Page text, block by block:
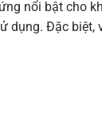
nổi bật cho
dụng. Đặc biệt,